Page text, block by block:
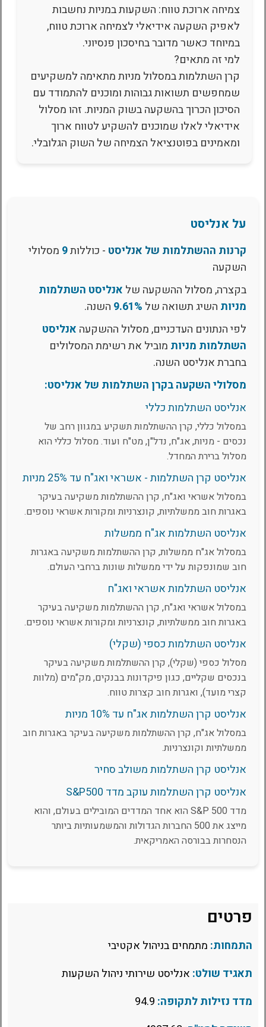
צמיחה ארוכת טווח: השקעות במניות נחשבות
לאפיק השקעה אידיאלי לצמיחה ארוכת טווח,
במיוחד כאשר מדובר בחיסכון פנסיוני.
למי זה מתאים?
קרן השתלמות במסלול מניות מתאימה למשקיעים
שמחפשים תשואות גבוהות ומוכנים להתמודד עם
הסיכון הכרוך בהשקעה בשוק המניות. זהו מסלול
אידיאלי לאלו שמוכנים להשקיע לטווח ארוך
ומאמינים בפוטנציאל הצמיחה של השוק הגלובלי.
על אנליסט
קרנות ההשתלמות של אנליסט - כוללות9 מסלולי
השקעה
בקצרה, מסלול ההשקעה של אנליסט השתלמות
מניות השיג תשואה של 9.61% השנה.
לפי הנתונים העדכניים, מסלול ההשקעה אנליסט
השתלמות מניות מוביל את רשימת המסלולים
בחברת אנליסט השנה.
מסלולי השקעה בקרן השתלמות של אנליסט:
אנליסט השתלמות כללי
במסלול כללי, קרן ההשתלמות תשקיע במגוון רחב של
נכסים - מניות, אג"ח, נדל"ן, מט"ח ועוד. מסלול כללי הוא
מסלול ברירת המחדל.
אנליסט קרן השתלמות - אשראי ואג"ח עד 25% מניות
במסלול אשראי ואג"ח, קרן ההשתלמות משקיעה בעיקר
באגרות חוב ממשלתיות, קונצרניות ומקורות אשראי נוספים.
אנליסט השתלמות אג"ח ממשלות
במסלול אג"ח ממשלות, קרן ההשתלמות משקיעה באגרות
חוב שמונפקות על ידי ממשלות שונות ברחבי העולם.
אנליסט השתלמות אשראי ואג"ח
במסלול אשראי ואג"ח, קרן ההשתלמות משקיעה בעיקר
באגרות חוב ממשלתיות, קונצרניות ומקורות אשראי נוספים.
אנליסט השתלמות כספי (שקלי)
מסלול כספי (שקלי), קרן ההשתלמות משקיעה בעיקר
בנכסים שקליים, כגון פיקדונות בבנקים, מק"מים (מלוות
קצרי מועד), ואגרות חוב קצרות טווח.
אנליסט קרן השתלמות אג"ח עד 10% מניות
במסלול אג"ח, קרן ההשתלמות משקיעה בעיקר באגרות חוב
ממשלתיות וקונצרניות.
אנליסט קרן השתלמות משולב סחיר
אנליסט קרן השתלמות עוקב מדד S&P500
מדד S&P 500 הוא אחד המדדים המובילים בעולם, והוא
מייצג את 500 החברות הגדולות והמשמעותיות ביותר
הנסחרות בבורסה האמריקאית.
פרטים
התמחות: מתמחים בניהול אקטיבי
תאגיד שולט: אנליסט שירותי ניהול השקעות
מדד נזילות לתקופה: